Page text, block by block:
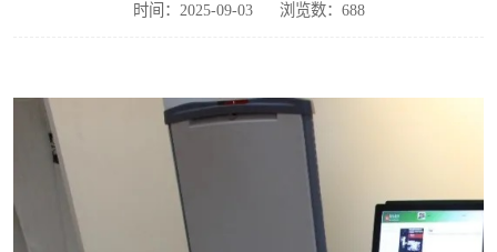
时间：2025-09-03 浏览数：688